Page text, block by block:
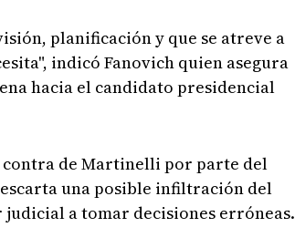
planificación y que se atreve a
indicó Fanovich quien asegura
hacia el candidato presidencial
contra de Martinelli por parte del
una posible infiltración del
a tomar decisiones erróneas.